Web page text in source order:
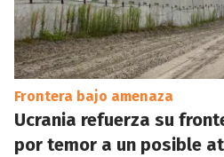
Frontera bajo amenaza
Ucrania refuerza su
por temor a un posible